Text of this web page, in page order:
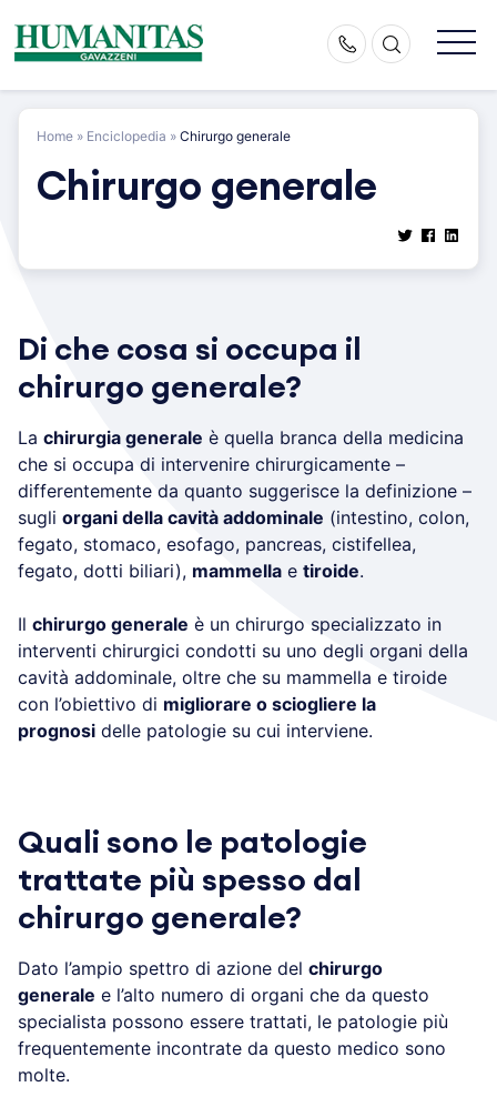
content
Home » Enciclopedia » Chirurgo generale
Chirurgo generale
Di che cosa si occupa il
chirurgo generale?
La chirurgia generale è quella branca della medicina
che si occupa di intervenire chirurgicamente –
differentemente da quanto suggerisce la definizione –
sugli organi della cavità addominale (intestino, colon,
fegato, stomaco, esofago, pancreas, cistifellea,
fegato, dotti biliari), mammella e tiroide.
Il chirurgo generale è un chirurgo specializzato in
interventi chirurgici condotti su uno degli organi della
cavità addominale, oltre che su mammella e tiroide
con l’obiettivo di migliorare o sciogliere la
prognosi delle patologie su cui interviene.
Quali sono le patologie
trattate più spesso dal
chirurgo generale?
Dato l’ampio spettro di azione del chirurgo
generale e l’alto numero di organi che da questo
specialista possono essere trattati, le patologie più
frequentemente incontrate da questo medico sono
molte.